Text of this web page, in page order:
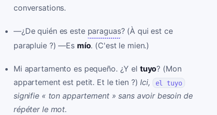
conversations.
—¿De quién es este paraguas? (À qui est ce
parapluie ?) —Es mío. (C'est le mien.)
Mi apartamento es pequeño. ¿Y el tuyo? (Mon
appartement est petit. Et le tien ?)Ici, el tuyo
signifie « ton appartement » sans avoir besoin de
répéter le mot.